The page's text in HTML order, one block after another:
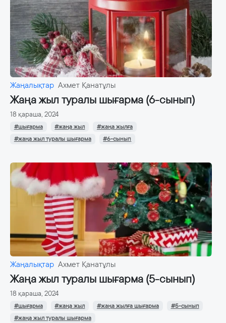
Жаңалықтар Ахмет Қанатұлы
Жаңа жыл туралы шығарма (6-сынып)
18 қараша, 2024
#шығарма #жаңа жыл
#жаңа жылға
#жаңа жыл туралы шығарма
#6-сынып
Жаңалықтар Ахмет Қанатұлы
Жаңа жыл туралы шығарма (5-сынып)
18 қараша, 2024
#шығарма #жаңа жыл #жаңа жылға шығарма
#5-сынып
#жаңа жыл туралы шығарма